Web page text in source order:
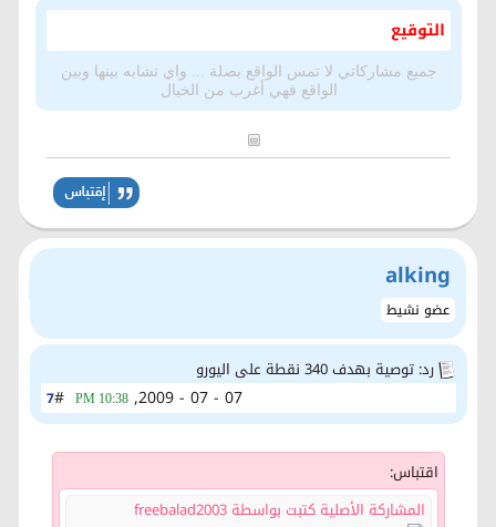
التوقيع
جميع مشاركاتي لا تمس الواقع بصلة ... واي تشابه بينها وبين
الواقع فهي أغرب من الخيال
alking
عضو نشيط
رد: توصية بهدف 340 نقطة على اليورو
7# 07 - 07 - 2009,
10:38 PM
اقتباس:
المشاركة الأصلية كتبت بواسطة freebalad2003